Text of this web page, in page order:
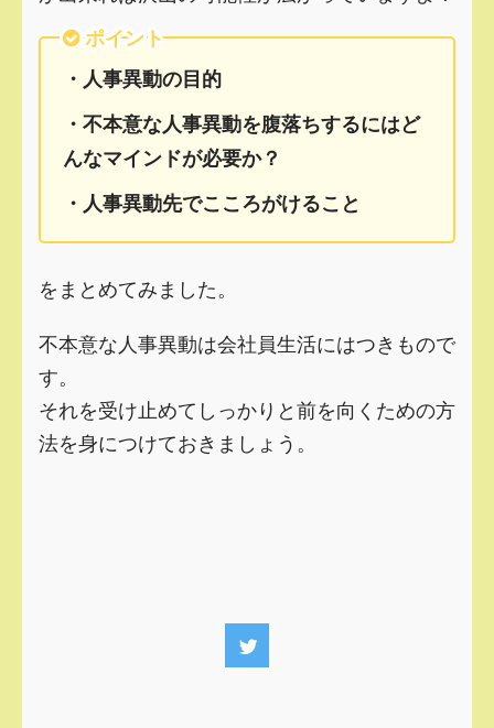
ポイント
・人事異動の目的
・不本意な人事異動を腹落ちするにはど
んなマインドが必要か？
・人事異動先でこころがけること
をまとめてみました。
不本意な人事異動は会社員生活にはつきもので
す。
それを受け止めてしっかりと前を向くための方
法を身につけておきましょう。